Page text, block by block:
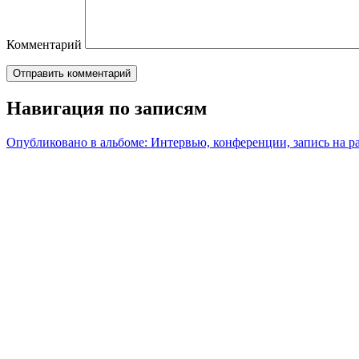
Комментарий
Навигация по записям
Опубликовано в альбоме: Интервью, конференции, запись на